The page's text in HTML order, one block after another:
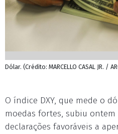
Dólar. (Crédito: MARCELLO CASAL JR. /
O índice DXY, que mede o
moedas fortes, subiu ontem
declarações favoráveis a